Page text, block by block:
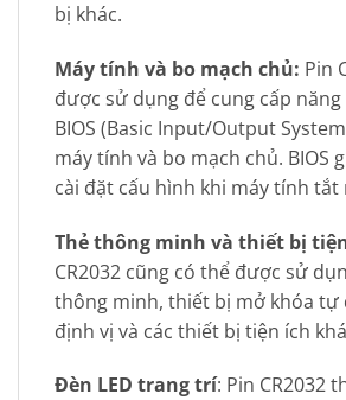
bị khác.
Máy tính và bo mạch chủ: Pin
được sử dụng để cung cấp
BIOS (Basic Input/Output
máy tính và bo mạch chủ. BIOS
cài đặt cấu hình khi máy tính tắt
Thẻ thông minh và thiết bị
CR2032 cũng có thể được sử
thông minh, thiết bị mở khóa tự
định vị và các thiết bị tiện ích
Đèn LED trang trí: Pin CR2032